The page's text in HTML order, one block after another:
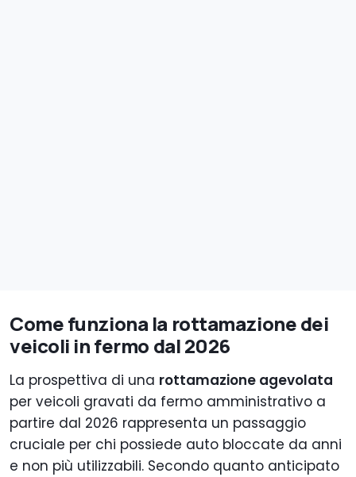
Come funziona la rottamazione dei
veicoli in fermo dal 2026
La prospettiva di una rottamazione agevolata
per veicoli gravati da fermo amministrativo a
partire dal 2026 rappresenta un passaggio
cruciale per chi possiede auto bloccate da anni
e non più utilizzabili. Secondo quanto anticipato